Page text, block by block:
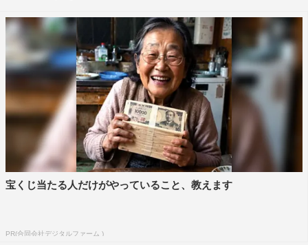
な 「音楽をとりまく環境」に少しななめ方向からスポッ
トをあて、趣向をこらした企画コーナーで構成される。
また、毎回山口が意外なゲストを迎えたトークコーナーも
見どころ。初回と第2回は、平手友梨奈をゲストに迎え、
ほかのインタビューでは聞くことのできないさまざまな話
題を2週にわたって自然体で語り合う。
平手友梨奈 コメント
収録はすごくあっという間の時間でした。山口一郎さんは
さったことがありましたが、ちゃんとお話ししたのは今回
宝くじ当たる人だけがやっていること、教えます
PR(合同会社デジタルファーム )